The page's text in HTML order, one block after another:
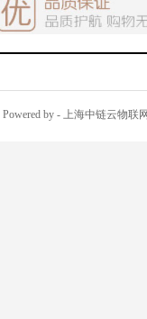
Powered by - 上海中链云物联